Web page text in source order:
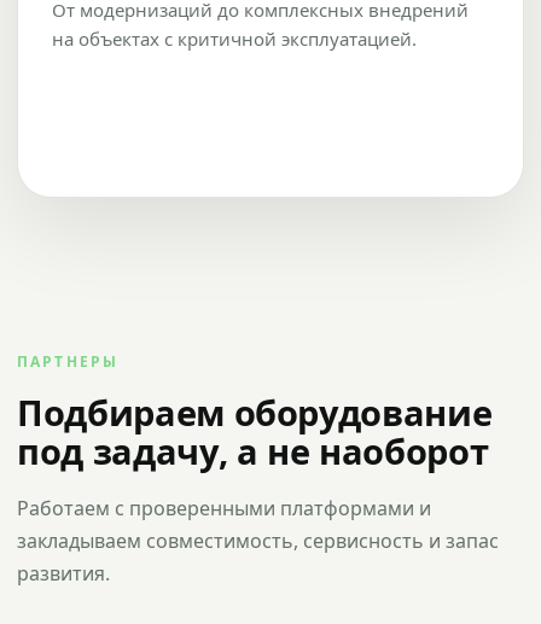
От модернизаций до комплексных внедрений
на объектах с критичной эксплуатацией.
ПАРТНЕРЫ
Подбираем оборудование
под задачу, а не наоборот
Работаем с проверенными платформами и
закладываем совместимость, сервисность и запас
развития.